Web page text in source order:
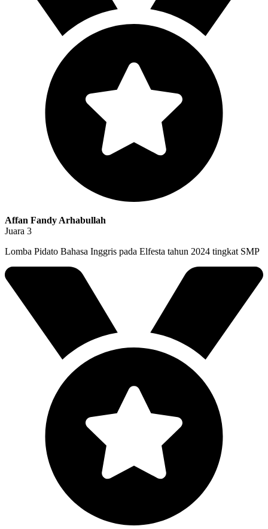
Affan Fandy Arhabullah
Juara 3
Lomba Pidato Bahasa Inggris pada Elfesta tahun 2024 tingkat SMP